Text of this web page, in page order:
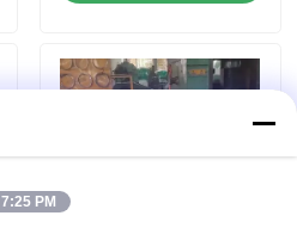
7:25 PM